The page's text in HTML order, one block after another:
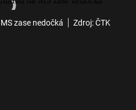
zase nedočká Zdroj: ČTK